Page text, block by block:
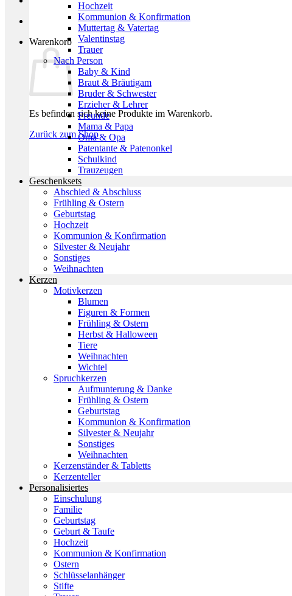
Warenkorb
Es befinden sich keine Produkte im Warenkorb.
Zurück zum Shop
Hochzeit
Kommunion & Konfirmation
Muttertag & Vatertag
Valentinstag
Trauer
Nach Person
Baby & Kind
Braut & Bräutigam
Bruder & Schwester
Erzieher & Lehrer
Freunde
Mama & Papa
Oma & Opa
Patentante & Patenonkel
Schulkind
Trauzeugen
Geschenksets
Abschied & Abschluss
Frühling & Ostern
Geburtstag
Hochzeit
Kommunion & Konfirmation
Silvester & Neujahr
Sonstiges
Weihnachten
Kerzen
Motivkerzen
Blumen
Figuren & Formen
Frühling & Ostern
Herbst & Halloween
Tiere
Weihnachten
Wichtel
Spruchkerzen
Aufmunterung & Danke
Frühling & Ostern
Geburtstag
Kommunion & Konfirmation
Silvester & Neujahr
Sonstiges
Weihnachten
Kerzenständer & Tabletts
Kerzenteller
Personalisiertes
Einschulung
Familie
Geburtstag
Geburt & Taufe
Hochzeit
Kommunion & Konfirmation
Ostern
Schlüsselanhänger
Stifte